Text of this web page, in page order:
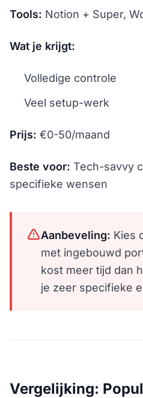
Tools: Notion + Super,
Wat je krijgt:
Volledige controle
Veel setup-werk
Prijs: €0-50/maand
Beste voor: Tech-savvy
specifieke wensen
Aanbeveling: Kies
met ingebouwd
kost meer tijd dan
je zeer specifieke
Vergelijking: